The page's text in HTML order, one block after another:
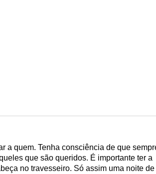
a quem. Tenha consciência de que
que são queridos. É importante ter a
no travesseiro. Só assim uma noite